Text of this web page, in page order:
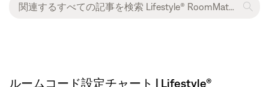
ルームコード設定チャート | Lifestyle®